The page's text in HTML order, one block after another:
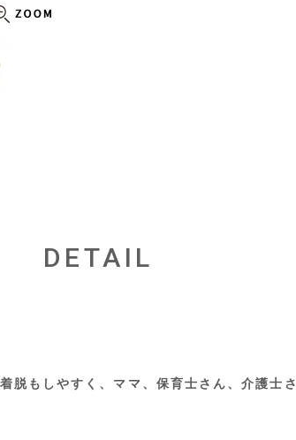
DETAIL
脱もしやすく、ママ、保育士さん、介護士